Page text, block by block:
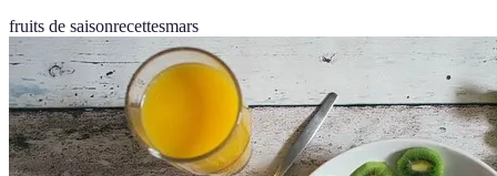
fruits de saisonrecettesmars